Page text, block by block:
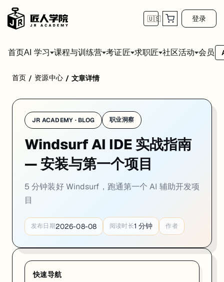
🇺🇸 登录
首页AI 学习 课程与训练营 考证匠 求职匠 社区活动 会员
下载安装
Windsurf 支持 macOS、Windows、Linux 三个平台，去官网下载对应
首页 / 资源中心 / 文章详情
JR ACADEMY · BLOG 职业洞察
Windsurf AI IDE 实战指南
— 安装与第一个项目
5 分钟装好 Windsurf，跑通第一个 AI 辅助开发项
目
发布日期2026-08-08 阅读时长1 分钟 作者
快速导航